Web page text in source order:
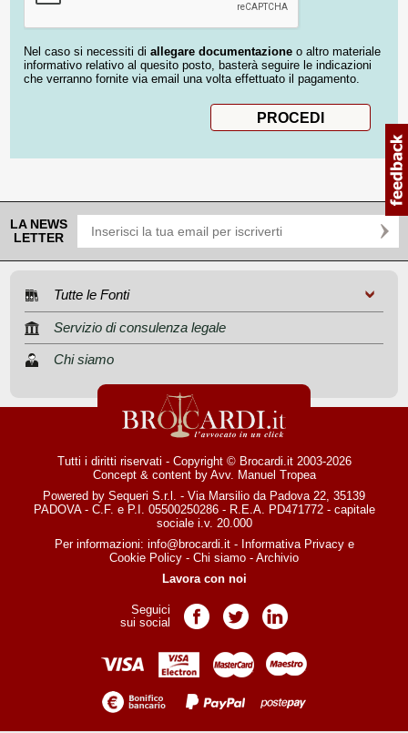
Nel caso si necessiti di allegare documentazione o altro materiale
informativo relativo al quesito posto, basterà seguire le indicazioni
che verranno fornite via email una volta effettuato il pagamento.
LA NEWS
LETTER
Tutte le Fonti
Servizio di consulenza legale
Chi siamo
Tutti i diritti riservati - Copyright © Brocardi.it 2003-2026
Concept & content by Avv. Manuel Tropea
Powered by Sequeri S.r.l. - Via Marsilio da Padova 22, 35139
PADOVA - C.F. e P.I. 05500250286 - R.E.A. PD471772 - capitale
sociale i.v. 20.000
Per informazioni: info@brocardi.it- Informativa Privacye
Cookie Policy - Chi siamo - Archivio
Lavora con noi
Seguici
sui social
Pagina Facebook
Pagina TwitterPagina LinkedIn